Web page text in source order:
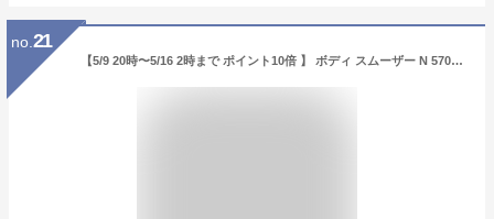
no. 21
【5/9 20時〜5/16 2時まで ポイント10倍 】 ボディ スムーザー N 570g 【 ハウスオブローゼ 公式 】 ボディスクラブ 角質ケア 黒ずみ ヒップライン お尻 二の腕 肘 膝 かかと 全身 コスパ オーベイビー ボディケア マッサージ Oh!Baby すべすべ バスタイム 薄着